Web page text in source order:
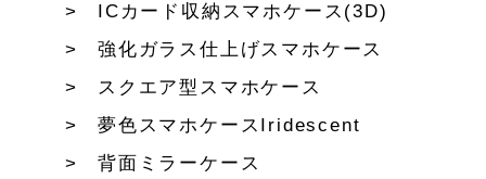
ICカード収納スマホケース(3D)
強化ガラス仕上げスマホケース
スクエア型スマホケース
夢色スマホケースIridescent
背面ミラーケース